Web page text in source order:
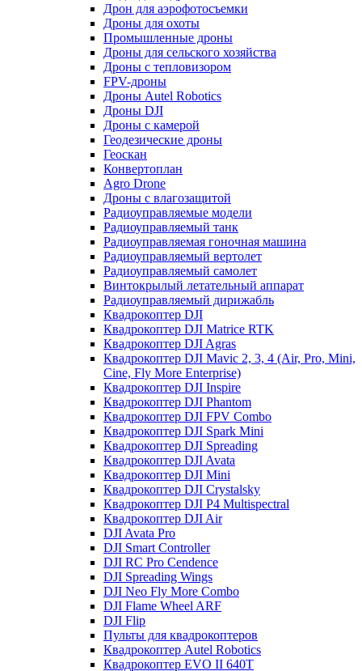
Дрон для аэрофотосъемки
Дроны для охоты
Промышленные дроны
Дроны для сельского хозяйства
Дроны с тепловизором
FPV-дроны
Дроны Autel Robotics
Дроны DJI
Дроны с камерой
Геодезические дроны
Геоскан
Конвертоплан
Agro Drone
Дроны с влагозащитой
Радиоуправляемые модели
Радиоуправляемый танк
Радиоуправляемая гоночная машина
Радиоуправляемый вертолет
Радиоуправляемый самолет
Винтокрылый летательный аппарат
Радиоуправляемый дирижабль
Квадрокоптер DJI
Квадрокоптер DJI Matrice RTK
Квадрокоптер DJI Agras
Квадрокоптер DJI Mavic 2, 3, 4 (Air, Pro, Mini,
Cine, Fly More Enterprise)
Квадрокоптер DJI Inspire
Квадрокоптер DJI Phantom
Квадрокоптер DJI FPV Combo
Квадрокоптер DJI Spark Mini
Квадрокоптер DJI Spreading
Квадрокоптер DJI Avata
Квадрокоптер DJI Mini
Квадрокоптер DJI Crystalsky
Квадрокоптер DJI P4 Multispectral
Квадрокоптер DJI Air
DJI Avata Pro
DJI Smart Controller
DJI RC Pro Cendence
DJI Spreading Wings
DJI Neo Fly More Combo
DJI Flame Wheel ARF
DJI Flip
Пульты для квадрокоптеров
Квадрокоптер Autel Robotics
Квадрокоптер EVO II 640T